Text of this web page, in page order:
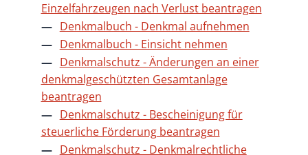
Einzelfahrzeugen nach Verlust beantragen
Denkmalbuch - Denkmal aufnehmen
Denkmalbuch - Einsicht nehmen
Denkmalschutz - Änderungen an einer
denkmalgeschützten Gesamtanlage
beantragen
Denkmalschutz - Bescheinigung für
steuerliche Förderung beantragen
Denkmalschutz - Denkmalrechtliche